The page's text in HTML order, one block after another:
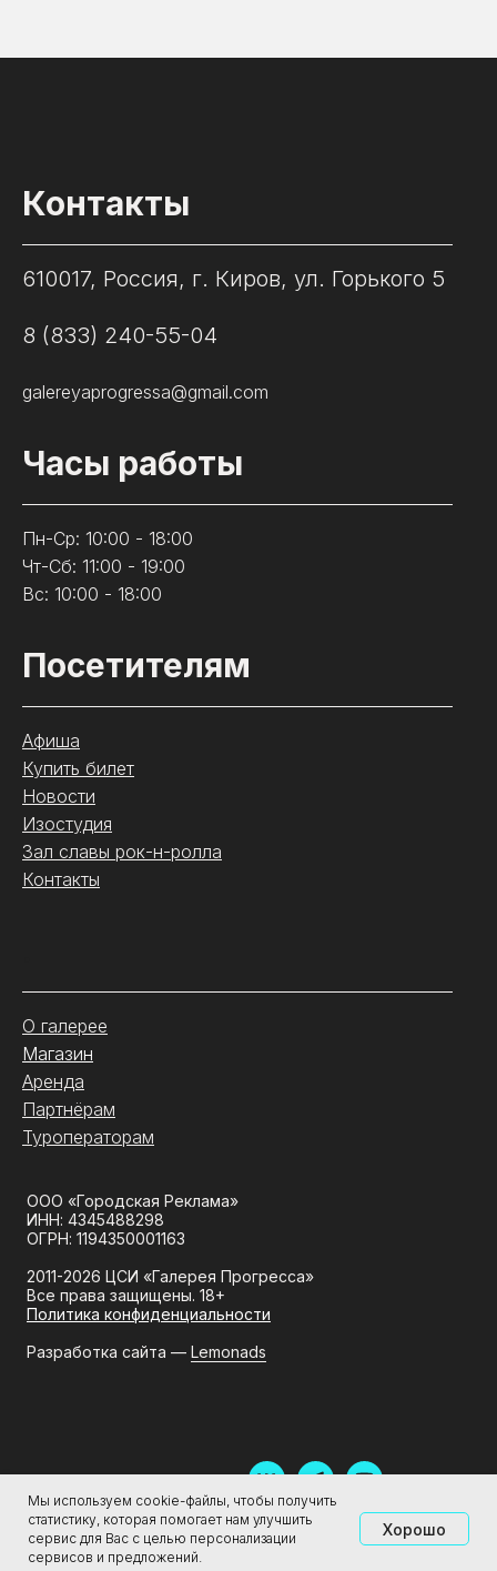
Мы используем cookie-файлы, чтобы получить
статистику, которая помогает нам улучшить
сервис для Вас с целью персонализации
сервисов и предложений.
Хорошо
Контакты
610017, Россия, г. Киров, ул. Горького 5
8 (833) 240-55-04
galereyaprogressa@gmail.com
Часы работы
Пн-Ср: 10:00 - 18:00
Чт-Сб: 11:00 - 19:00
Вс: 10:00 - 18:00
Посетителям
Афиша
Купить билет
Новости
Изостудия
Зал славы рок-н-ролла
Контакты
О галерее
Магазин
Аренда
Партнёрам
Туроператорам
ООО «Городская Реклама»
ИНН: 4345488298
ОГРН: 1194350001163
2011-2026 ЦСИ «Галерея Прогресса»
Все права защищены. 18+
Политика конфиденциальности
Разработка сайта — Lemonads